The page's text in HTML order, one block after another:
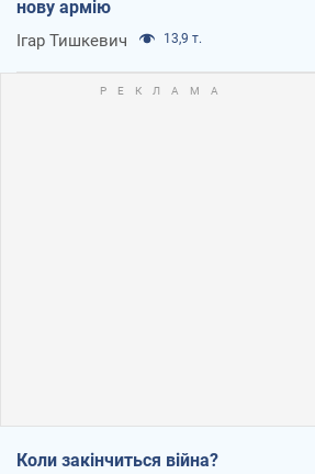
нову армію
Ігар Тишкевич 13,9 т.
Коли закінчиться війна?